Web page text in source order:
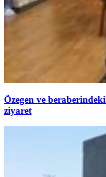
Özegen ve
ziyaret